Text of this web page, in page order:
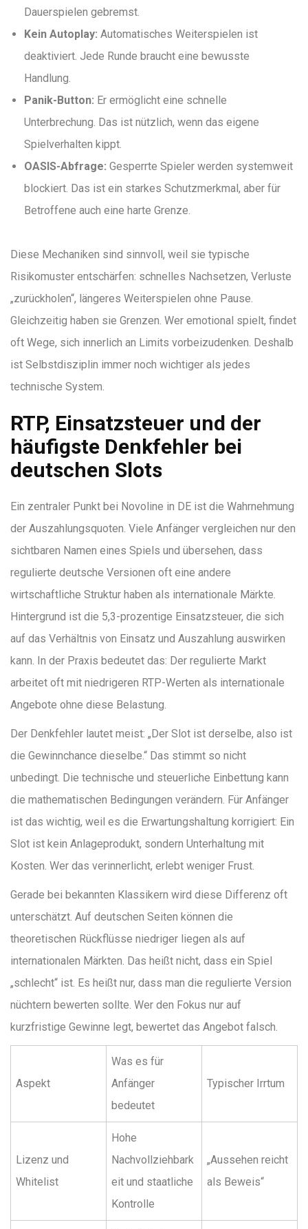
Dauerspielen gebremst.
Kein Autoplay: Automatisches Weiterspielen ist
deaktiviert. Jede Runde braucht eine bewusste
Handlung.
Panik-Button: Er ermöglicht eine schnelle
Unterbrechung. Das ist nützlich, wenn das eigene
Spielverhalten kippt.
OASIS-Abfrage: Gesperrte Spieler werden systemweit
blockiert. Das ist ein starkes Schutzmerkmal, aber für
Betroffene auch eine harte Grenze.
Diese Mechaniken sind sinnvoll, weil sie typische
Risikomuster entschärfen: schnelles Nachsetzen, Verluste
„zurückholen“, längeres Weiterspielen ohne Pause.
Gleichzeitig haben sie Grenzen. Wer emotional spielt, findet
oft Wege, sich innerlich an Limits vorbeizudenken. Deshalb
ist Selbstdisziplin immer noch wichtiger als jedes
technische System.
RTP, Einsatzsteuer und der
häufigste Denkfehler bei
deutschen Slots
Ein zentraler Punkt bei Novoline in DE ist die Wahrnehmung
der Auszahlungsquoten. Viele Anfänger vergleichen nur den
sichtbaren Namen eines Spiels und übersehen, dass
regulierte deutsche Versionen oft eine andere
wirtschaftliche Struktur haben als internationale Märkte.
Hintergrund ist die 5,3-prozentige Einsatzsteuer, die sich
auf das Verhältnis von Einsatz und Auszahlung auswirken
kann. In der Praxis bedeutet das: Der regulierte Markt
arbeitet oft mit niedrigeren RTP-Werten als internationale
Angebote ohne diese Belastung.
Der Denkfehler lautet meist: „Der Slot ist derselbe, also ist
die Gewinnchance dieselbe.“ Das stimmt so nicht
unbedingt. Die technische und steuerliche Einbettung kann
die mathematischen Bedingungen verändern. Für Anfänger
ist das wichtig, weil es die Erwartungshaltung korrigiert: Ein
Slot ist kein Anlageprodukt, sondern Unterhaltung mit
Kosten. Wer das verinnerlicht, erlebt weniger Frust.
Gerade bei bekannten Klassikern wird diese Differenz oft
unterschätzt. Auf deutschen Seiten können die
theoretischen Rückflüsse niedriger liegen als auf
internationalen Märkten. Das heißt nicht, dass ein Spiel
„schlecht“ ist. Es heißt nur, dass man die regulierte Version
nüchtern bewerten sollte. Wer den Fokus nur auf
kurzfristige Gewinne legt, bewertet das Angebot falsch.
Aspekt
Was es für
Anfänger
bedeutet
Typischer Irrtum
Lizenz und
Whitelist
Hohe
Nachvollziehbark
eit und staatliche
Kontrolle
„Aussehen reicht
als Beweis“